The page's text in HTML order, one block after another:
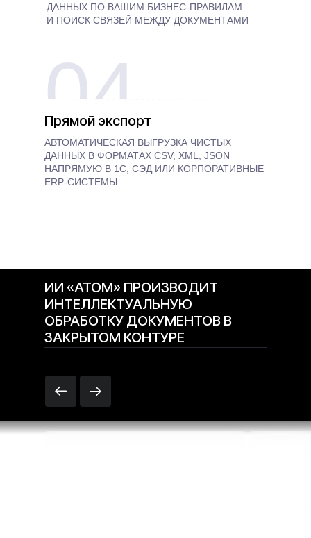
04
ДАННЫХ ПО ВАШИМ БИЗНЕС-ПРАВИЛАМ
И ПОИСК СВЯЗЕЙ МЕЖДУ ДОКУМЕНТАМИ
Прямой экспорт
АВТОМАТИЧЕСКАЯ ВЫГРУЗКА ЧИСТЫХ
ДАННЫХ В ФОРМАТАХ CSV, XML, JSON
НАПРЯМУЮ В 1С, СЭД ИЛИ КОРПОРАТИВНЫЕ
ERP-СИСТЕМЫ
ИИ «АТОМ» ПРОИЗВОДИТ
ИНТЕЛЛЕКТУАЛЬНУЮ
ОБРАБОТКУ ДОКУМЕНТОВ В
ЗАКРЫТОМ КОНТУРЕ